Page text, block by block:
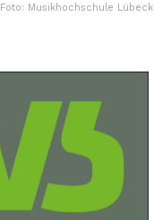
Foto: Musikhochschule Lübeck